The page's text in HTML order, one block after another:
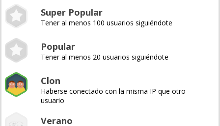
Super Popular
Tener al menos 100 usuarios siguiéndote
Popular
Tener al menos 20 usuarios siguiéndote
Clon
Haberse conectado con la misma IP que otro
usuario
Verano